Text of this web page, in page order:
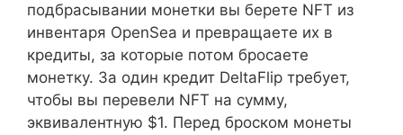
подбрасывании монетки вы берете NFT из
инвентаря OpenSea и превращаете их в
кредиты, за которые потом бросаете
монетку. За один кредит DeltaFlip требует,
чтобы вы перевели NFT на сумму,
эквивалентную $1. Перед броском монеты